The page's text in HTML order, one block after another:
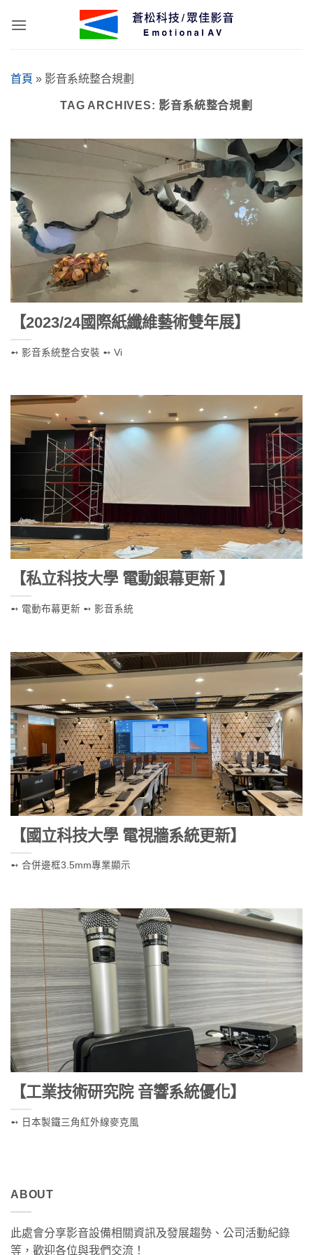
首頁 » 影音系統整合規劃
TAG ARCHIVES: 影音系統整合規劃
【2023/24國際紙纖維藝術雙年展】
➻ 影音系統整合安裝 ➻ Vi
【私立科技大學 電動銀幕更新 】
➻ 電動布幕更新 ➻ 影音系統
【國立科技大學 電視牆系統更新】
➻ 合併邊框3.5mm專業顯示
【工業技術研究院 音響系統優化】
➻ 日本製鐵三角紅外線麥克風
ABOUT
此處會分享影音設備相關資訊及發展趨勢、公司活動紀錄
等，歡迎各位與我們交流！